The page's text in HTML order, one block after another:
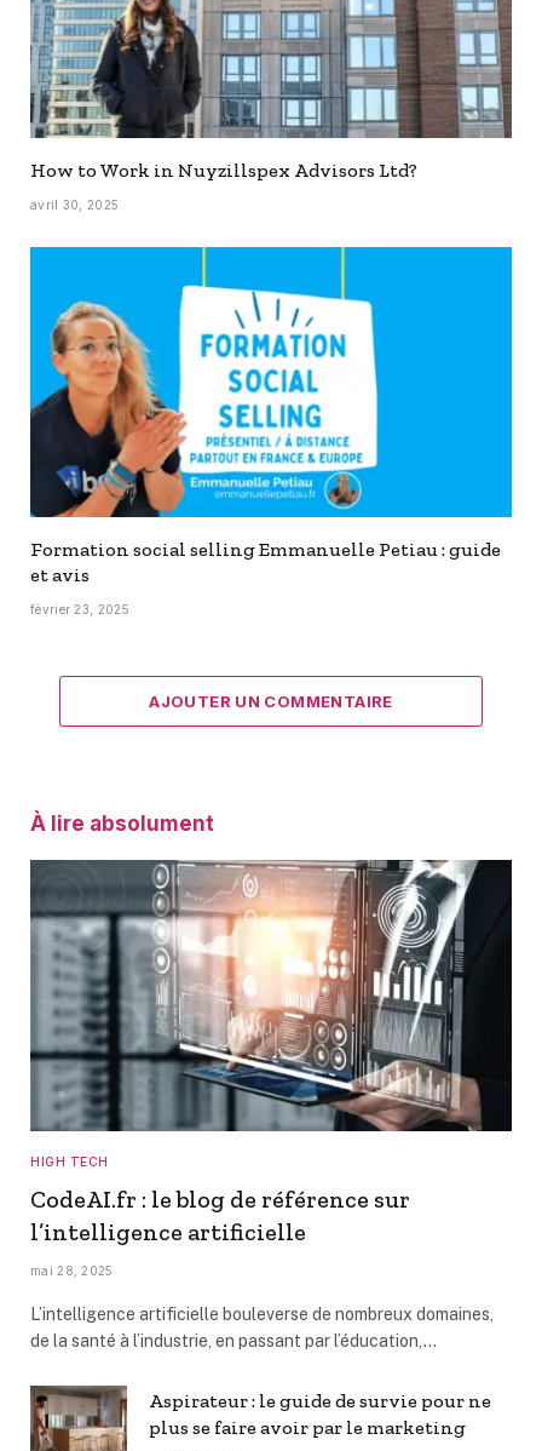
How to Work in Nuyzillspex Advisors Ltd?
avril 30, 2025
Formation social selling Emmanuelle Petiau : guide
et avis
février 23, 2025
AJOUTER UN COMMENTAIRE
À lire absolument
HIGH TECH
CodeAI.fr : le blog de référence sur
l’intelligence artificielle
mai 28, 2025
L’intelligence artificielle bouleverse de nombreux domaines,
de la santé à l’industrie, en passant par l’éducation,…
Aspirateur : le guide de survie pour ne
plus se faire avoir par le marketing